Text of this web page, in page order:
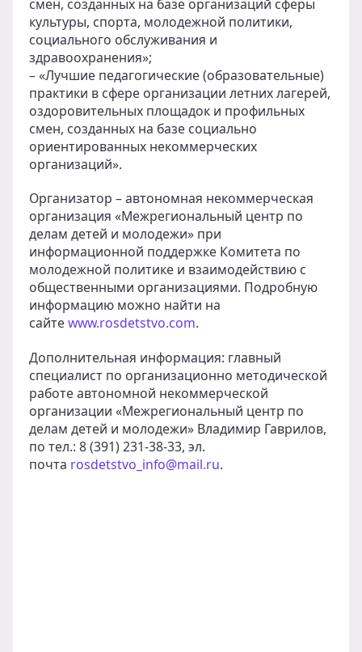
смен, созданных на базе организаций сферы
культуры, спорта, молодежной политики,
социального обслуживания и
здравоохранения»;
– «Лучшие педагогические (образовательные)
практики в сфере организации летних лагерей,
оздоровительных площадок и профильных
смен, созданных на базе социально
ориентированных некоммерческих
организаций».
Организатор – автономная некоммерческая
организация «Межрегиональный центр по
делам детей и молодежи» при
информационной поддержке Комитета по
молодежной политике и взаимодействию с
общественными организациями. Подробную
информацию можно найти на
сайтеwww.rosdetstvo.com.
Дополнительная информация: главный
специалист по организационно методической
работе автономной некоммерческой
организации «Межрегиональный центр по
делам детей и молодежи» Владимир Гаврилов,
по тел.: 8 (391) 231-38-33, эл.
почта rosdetstvo_info@mail.ru.